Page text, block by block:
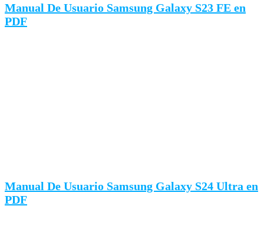
Manual De Usuario Samsung Galaxy S23 FE en
PDF
Manual De Usuario Samsung Galaxy S24 Ultra en
PDF